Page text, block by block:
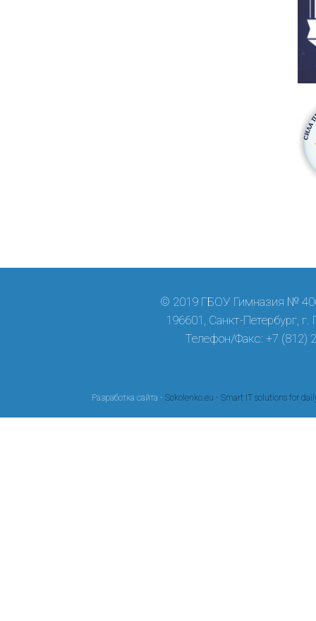
© 2019 ГБОУ Гимназия №
196601, Санкт-Петербург,
Телефон/Факс: +7 (812)
Разработка сайта - Sokolenko.eu - Smart IT solutions for